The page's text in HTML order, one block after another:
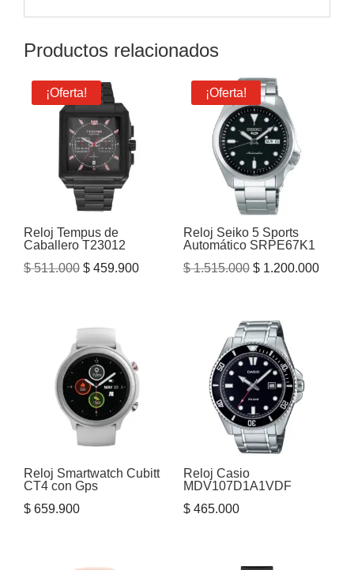
Productos relacionados
¡Oferta!
Reloj Tempus de
Caballero T23012
$511.000 El
era:
$ 511.000.
$ 459.900El
¡Oferta!
Reloj Seiko 5 Sports
Automático SRPE67K1
$1.515.000 El
era:
$ 1.515.000.
$1.200.000El
Reloj Smartwatch Cubitt
CT4 con Gps
$ 659.900
Reloj Casio
MDV107D1A1VDF
$465.000